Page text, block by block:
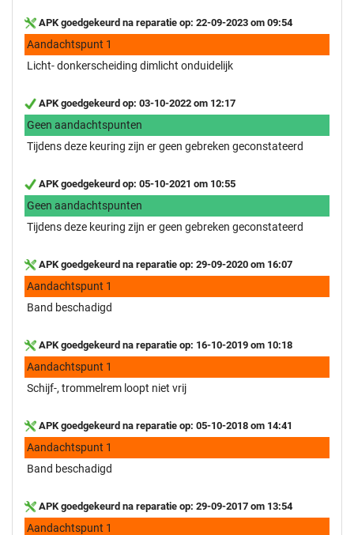
APK goedgekeurd na reparatie op: 22-09-2023 om 09:54
Aandachtspunt 1
Licht- donkerscheiding dimlicht onduidelijk
APK goedgekeurd op: 03-10-2022 om 12:17
Geen aandachtspunten
Tijdens deze keuring zijn er geen gebreken geconstateerd
APK goedgekeurd op: 05-10-2021 om 10:55
Geen aandachtspunten
Tijdens deze keuring zijn er geen gebreken geconstateerd
APK goedgekeurd na reparatie op: 29-09-2020 om 16:07
Aandachtspunt 1
Band beschadigd
APK goedgekeurd na reparatie op: 16-10-2019 om 10:18
Aandachtspunt 1
Schijf-, trommelrem loopt niet vrij
APK goedgekeurd na reparatie op: 05-10-2018 om 14:41
Aandachtspunt 1
Band beschadigd
APK goedgekeurd na reparatie op: 29-09-2017 om 13:54
Aandachtspunt 1